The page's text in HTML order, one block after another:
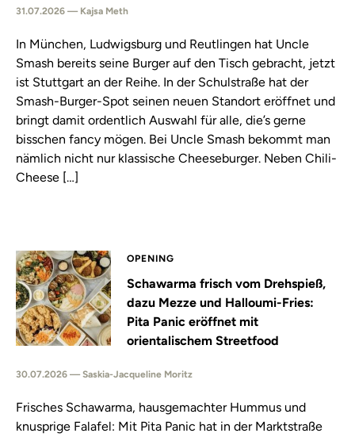
31.07.2026 — Kajsa Meth
In München, Ludwigsburg und Reutlingen hat Uncle
Smash bereits seine Burger auf den Tisch gebracht, jetzt
ist Stuttgart an der Reihe. In der Schulstraße hat der
Smash-Burger-Spot seinen neuen Standort eröffnet und
bringt damit ordentlich Auswahl für alle, die’s gerne
bisschen fancy mögen. Bei Uncle Smash bekommt man
nämlich nicht nur klassische Cheeseburger. Neben Chili-
Cheese […]
OPENING
Schawarma frisch vom Drehspieß,
dazu Mezze und Halloumi-Fries:
Pita Panic eröffnet mit
orientalischem Streetfood
30.07.2026 — Saskia-Jacqueline Moritz
Frisches Schawarma, hausgemachter Hummus und
knusprige Falafel: Mit Pita Panic hat in der Marktstraße